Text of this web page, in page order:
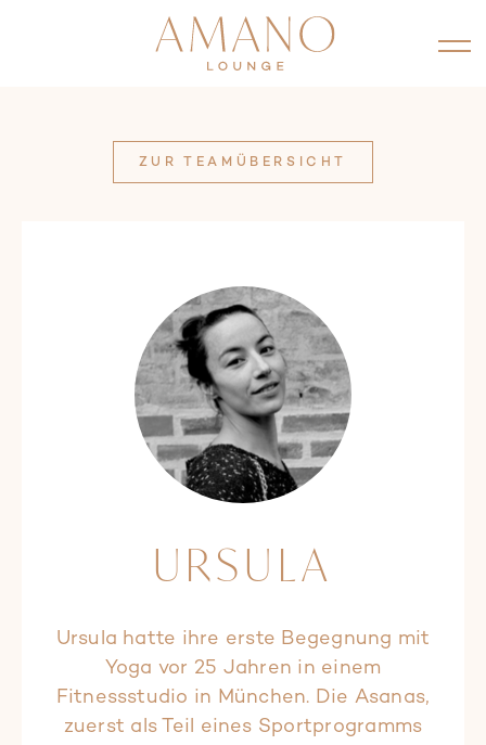
ZUR TEAMÜBERSICHT
URSULA
Ursula hatte ihre erste Begegnung mit
Yoga vor 25 Jahren in einem
Fitnessstudio in München. Die Asanas,
zuerst als Teil eines Sportprogramms